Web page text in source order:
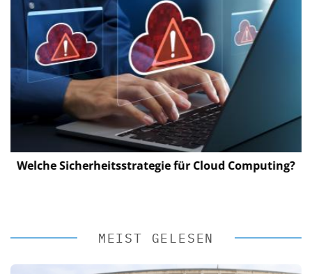
Welche Sicherheitsstrategie für Cloud Computing?
MEIST GELESEN